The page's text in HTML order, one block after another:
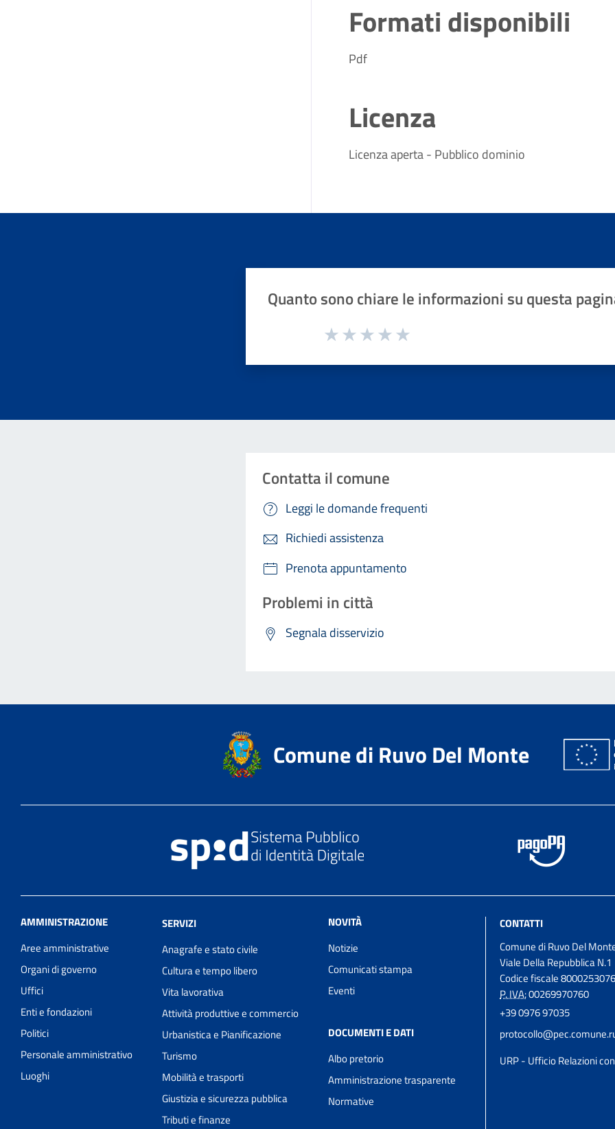
Formati disponibili
Pdf
Licenza
Licenza aperta - Pubblico dominio
Quanto sono chiare le informazioni su questa
Valuta da 1 a 5 stelle la pagina
Contatta il comune
Leggi le domande frequenti
Richiedi assistenza
Prenota appuntamento
Problemi in città
Segnala disservizio
Comune di Ruvo Del Monte
AMMINISTRAZIONE
Aree amministrative
Organi di governo
Uffici
Enti e fondazioni
Politici
Personale amministrativo
Luoghi
SERVIZI
Anagrafe e stato civile
Cultura e tempo libero
Vita lavorativa
Attività produttive e commercio
Urbanistica e Pianificazione
Turismo
Mobilità e trasporti
Giustizia e sicurezza pubblica
Tributi e finanze
NOVITÀ
Notizie
Comunicati stampa
Eventi
DOCUMENTI E DATI
Albo pretorio
Amministrazione trasparente
Normative
CONTATTI
Comune di Ruvo Del
Viale Della Repubblica N.1
Codice fiscale
P. IVA:00269970760
+39 0976 97035
URP - Ufficio Relazioni